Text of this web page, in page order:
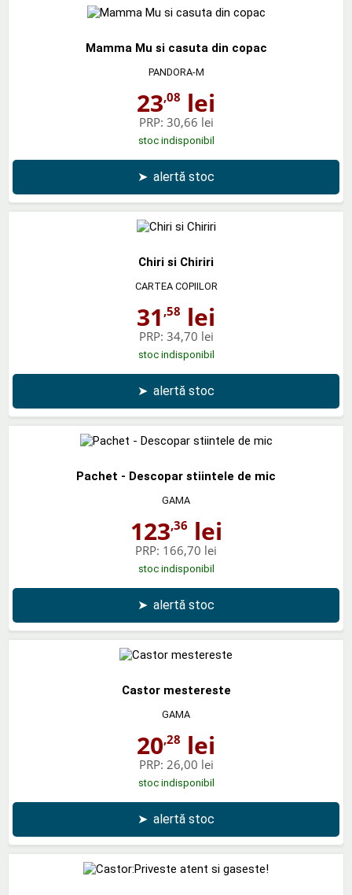
Mamma Mu si casuta din copac
PANDORA-M
23,08 lei
PRP: 30,66 lei
stoc indisponibil
➤ alertă stoc
Chiri si Chiriri
CARTEA COPIILOR
31 ,58 lei
PRP: 34,70 lei
stoc indisponibil
➤ alertă stoc
Pachet - Descopar stiintele de mic
GAMA
123,36 lei
PRP: 166,70 lei
stoc indisponibil
➤ alertă stoc
Castor mestereste
GAMA
20,28 lei
PRP: 26,00 lei
stoc indisponibil
➤ alertă stoc